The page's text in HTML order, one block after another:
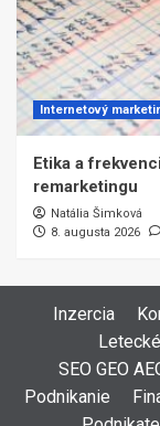
Internetový
Etika a
remarketingu
Natália Šimková
8. augusta 2026
Inzercia
SEO GEO
Podnikanie